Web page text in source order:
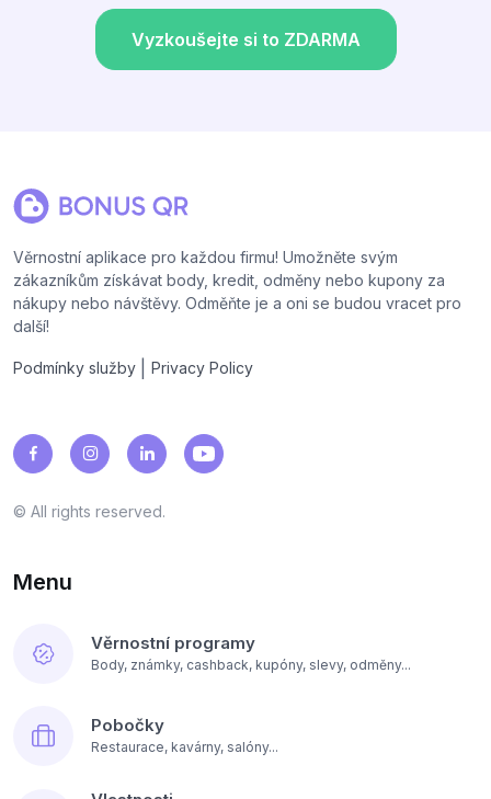
Vyzkoušejte si to ZDARMA
Věrnostní aplikace pro každou firmu! Umožněte svým
zákazníkům získávat body, kredit, odměny nebo kupony za
nákupy nebo návštěvy. Odměňte je a oni se budou vracet pro
další!
Podmínky služby Privacy Policy
© All rights reserved.
Menu
Věrnostní programy
Body, známky, cashback, kupóny, slevy, odměny...
Pobočky
Restaurace, kavárny, salóny...